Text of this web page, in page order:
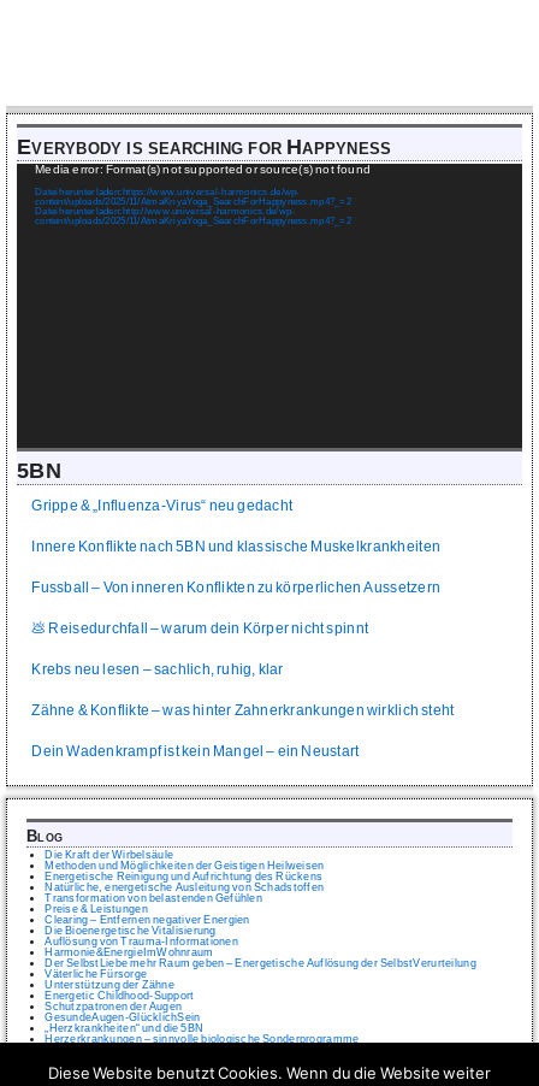
Everybody is searching for Happyness
Video-
Player
Media error: Format(s) not supported or source(s) not found
Datei herunterladen: https://www.universal-harmonics.de/wp-
content/uploads/2025/11/AtmaKriyaYoga_SearchForHappyness.mp4?_=2
Datei herunterladen: http://www.universal-harmonics.de/wp-
content/uploads/2025/11/AtmaKriyaYoga_SearchForHappyness.mp4?_=2
5BN
Grippe & „Influenza-Virus“ neu gedacht
Innere Konflikte nach 5BN und klassische Muskelkrankheiten
Fussball – Von inneren Konflikten zu körperlichen Aussetzern
💩 Reisedurchfall – warum dein Körper nicht spinnt
Krebs neu lesen – sachlich, ruhig, klar
Zähne & Konflikte – was hinter Zahnerkrankungen wirklich steht
Dein Wadenkrampf ist kein Mangel – ein Neustart
Blog
Die Kraft der Wirbelsäule
Methoden und Möglichkeiten der Geistigen Heilweisen
Energetische Reinigung und Aufrichtung des Rückens
Natürliche, energetische Ausleitung von Schadstoffen
Transformation von belastenden Gefühlen
Preise & Leistungen
Clearing – Entfernen negativer Energien
Die Bioenergetische Vitalisierung
Auflösung von Trauma-Informationen
Harmonie&EnergieImWohnraum
Der SelbstLiebe mehr Raum geben – Energetische Auflösung der SelbstVerurteilung
Väterliche Fürsorge
Unterstützung der Zähne
Energetic Childhood-Support
Schutzpatronen der Augen
GesundeAugen-GlücklichSein
„Herzkrankheiten“ und die 5BN
Herzerkrankungen – sinnvolle biologische Sonderprogramme
Diese Website benutzt Cookies. Wenn du die Website weiter